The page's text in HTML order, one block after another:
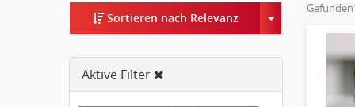
Sortieren nach Relevanz Toggle
Aktive Filter